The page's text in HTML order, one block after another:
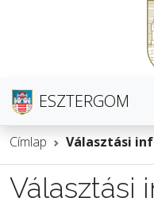
ESZTERGOM
Címlap Választási
Választási